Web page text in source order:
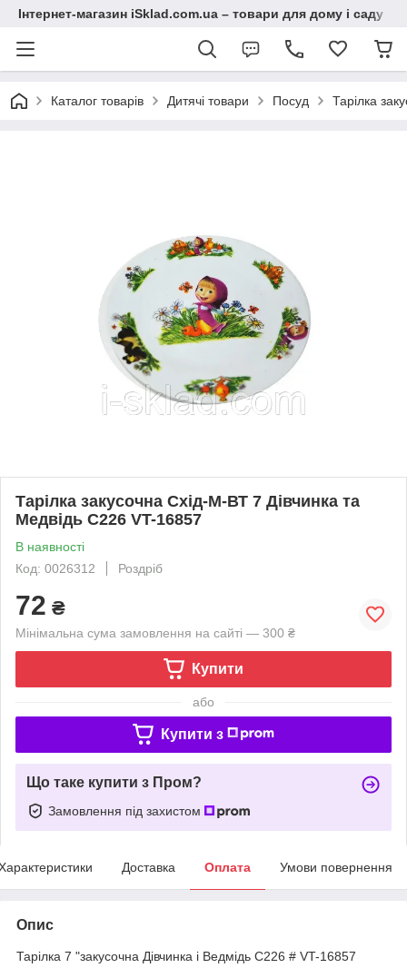
Інтернет-магазин iSklad.com.ua – товари для дому і саду
Каталог товарів Дитячі товари Посуд Тарілка
Тарілка закусочна Схід-М-ВТ 7 Дівчинка та
Медвідь C226 VT-16857
В наявності
Код: 0026312
Роздріб
72 ₴
Мінімальна сума замовлення на сайті — 300 ₴
Купити
або
Купити з
Що таке купити з Пром?
Замовлення під захистом
Доставка Оплата Умови повернення
Опис
Тарілка 7 "закусочна Дівчинка і Ведмідь C226 # VT-16857